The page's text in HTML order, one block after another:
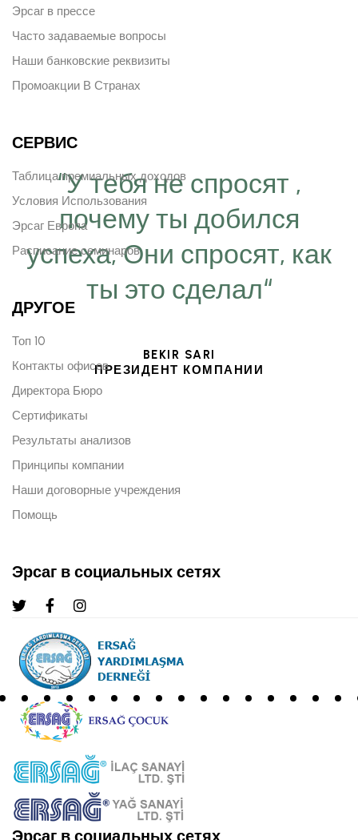
“У тебя не спросят ,
почему ты добился
успеха, Они спросят, как
ты это сделал“
BEKIR SARI
ПРЕЗИДЕНТ КОМПАНИИ
Эрсаг в прессе
Часто задаваемые вопросы
Наши банковские реквизиты
Промоакции В Странах
СЕРВИС
Таблица премиальных доходов
Условия Использования
Эрсаг Европа
Расписание семинаров
ДРУГОЕ
Топ 10
Контакты офисов
Директора Бюро
Сертификаты
Результаты анализов
Принципы компании
Наши договорные учреждения
Помощь
Эрсаг в социальных сетях
Эрсаг в социальных сетях